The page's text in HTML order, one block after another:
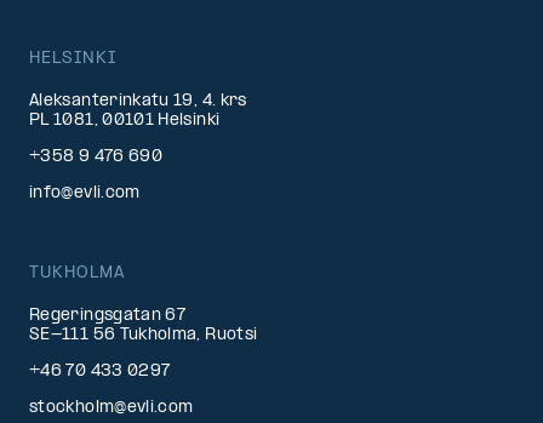
HELSINKI
Aleksanterinkatu 19, 4. krs
PL 1081, 00101 Helsinki
+358 9 476 690
info@evli.com
TUKHOLMA
Regeringsgatan 67
SE-111 56 Tukholma, Ruotsi
+46 70 433 0297
stockholm@evli.com